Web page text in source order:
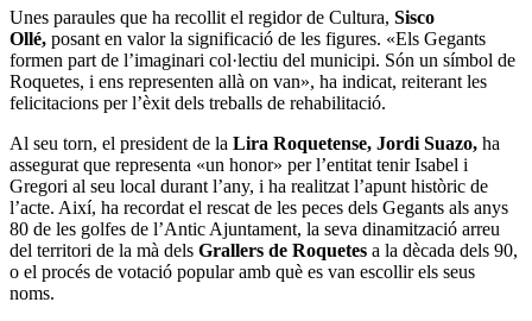
Unes paraules que ha recollit el regidor de Cultura, Sisco
Ollé, posant en valor la significació de les figures. «Els Gegants
formen part de l’imaginari col·lectiu del municipi. Són un símbol de
Roquetes, i ens representen allà on van», ha indicat, reiterant les
felicitacions per l’èxit dels treballs de rehabilitació.
Al seu torn, el president de la Lira Roquetense, Jordi Suazo, ha
assegurat que representa «un honor» per l’entitat tenir Isabel i
Gregori al seu local durant l’any, i ha realitzat l’apunt històric de
l’acte. Així, ha recordat el rescat de les peces dels Gegants als anys
80 de les golfes de l’Antic Ajuntament, la seva dinamització arreu
del territori de la mà dels Grallers de Roquetes a la dècada dels 90,
o el procés de votació popular amb què es van escollir els seus
noms.